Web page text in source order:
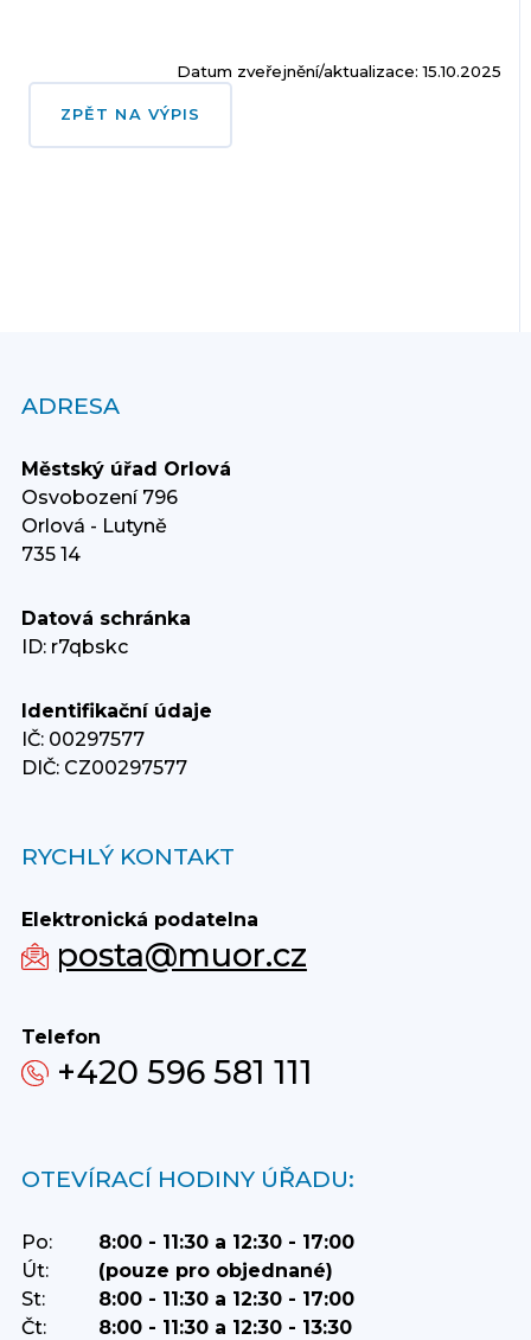
Datum zveřejnění/aktualizace: 15.10.2025
ZPĚT NA VÝPIS
ADRESA
Městský úřad Orlová
Osvobození 796
Orlová - Lutyně
735 14
Datová schránka
ID: r7qbskc
Identifikační údaje
IČ: 00297577
DIČ: CZ00297577
RYCHLÝ KONTAKT
Elektronická podatelna
posta@muor.cz
Telefon
+420 596 581 111
OTEVÍRACÍ HODINY ÚŘADU:
Po:
8:00 - 11:30 a 12:30 - 17:00
Út:
(pouze pro objednané)
St:
8:00 - 11:30 a 12:30 - 17:00
Čt:
8:00 - 11:30 a 12:30 - 13:30